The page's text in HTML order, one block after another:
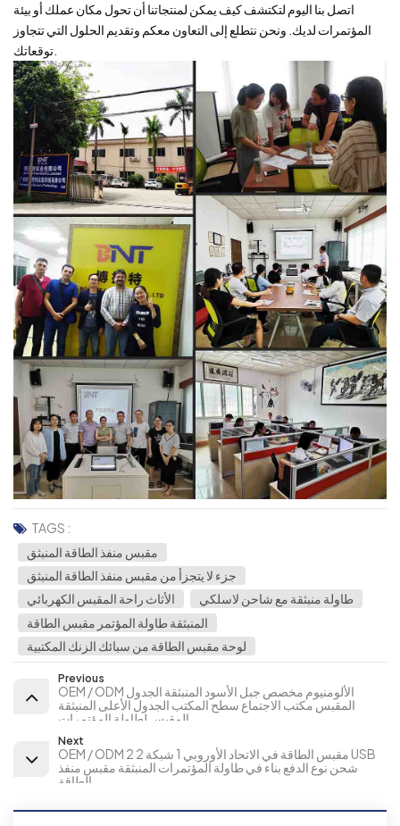
اتصل بنا اليوم لتكتشف كيف يمكن لمنتجاتنا أن تحول مكان عملك أو بيئة
المؤتمرات لديك. ونحن نتطلع إلى التعاون معكم وتقديم الحلول التي تتجاوز
TAGS :
مقبس منفذ الطاقة المنبثق
جزء لا يتجزأ من مقبس منفذ الطاقة المنبثق
الأثاث راحة المقبس الكهربائي
طاولة منبثقة مع شاحن لاسلكي
المنبثقة طاولة المؤتمر مقبس الطاقة
لوحة مقبس الطاقة من سبائك الزنك المكتبية
Previous
OEM / ODM الألومنيوم مخصص جبل الأسود المنبثقة الجدول
المقبس مكتب الاجتماع سطح المكتب الجدول الأعلى المنبثقة
المقبس لطاولة المؤتمرات
Next
OEM / ODM 2 مقبس الطاقة في الاتحاد الأوروبي 1 شبكة 2 USB
شحن نوع الدفع بناء في طاولة المؤتمرات المنبثقة مقبس منفذ
الطاقة